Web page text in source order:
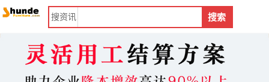
搜资讯 搜索